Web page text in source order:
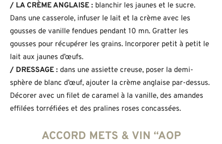
/ LA CRÈME ANGLAISE : blanchir les jaunes et le sucre.
Dans une casserole, infuser le lait et la crème avec les
gousses de vanille fendues pendant 10 mn. Gratter les
gousses pour récupérer les grains. Incorporer petit à petit le
lait aux jaunes d’œufs.
/ DRESSAGE : dans une assiette creuse, poser la demi-
sphère de blanc d’œuf, ajouter la crème anglaise par-dessus.
Décorer avec un filet de caramel à la vanille, des amandes
effilées torréfiées et des pralines roses concassées.
ACCORD METS & VIN “AOP